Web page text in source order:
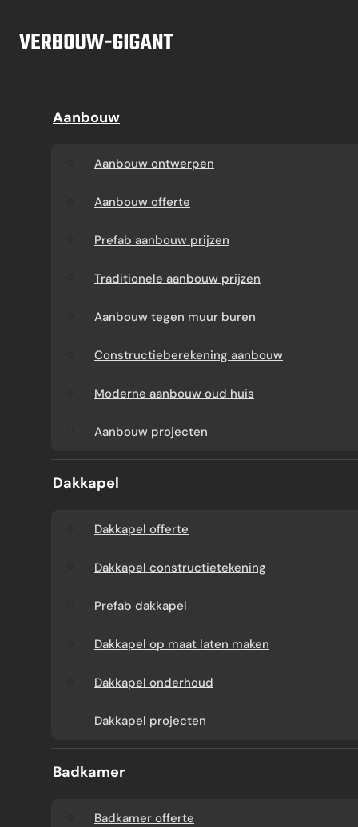
Aanbouw
Aanbouw offerte
Prefab aanbouw
prijzen
Traditionele aanbouw
prijzen
Aanbouw tegen muur
buren
Constructieberekening
Moderne aanbouw
Prefab dakkapel
laten maken
Dakkapel
Dakkapel projecten
Aanbouw
Aanbouw ontwerpen
Aanbouw offerte
Prefab aanbouw prijzen
Traditionele aanbouw prijzen
Aanbouw tegen muur buren
Constructieberekening aanbouw
Moderne aanbouw oud huis
Aanbouw projecten
Dakkapel
Dakkapel offerte
Dakkapel constructietekening
Prefab dakkapel
Dakkapel op maat laten maken
Dakkapel onderhoud
Dakkapel projecten
Badkamer
Badkamer offerte